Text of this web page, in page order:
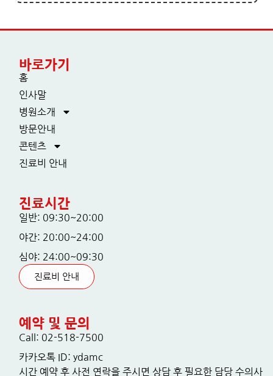
바로가기
홈
인사말
병원소개
방문안내
콘텐츠
진료비 안내
진료시간
일반: 09:30~20:00
야간: 20:00~24:00
심야: 24:00~09:30
진료비 안내
예약 및 문의
Call: 02-518-7500
카카오톡 ID: ydamc
시간 예약 후 사전 연락을 주시면 상담 후 필요한 담당 수의사